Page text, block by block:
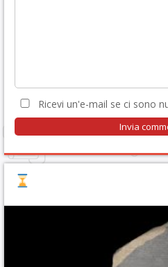
Ricevi un'e-mail se ci sono